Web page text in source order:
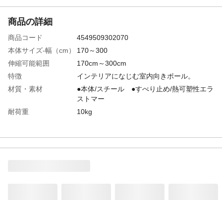
商品の詳細
商品コード
4549509302070
本体サイズ-幅（cm）
170～300
伸縮可能範囲
170cm～300cm
特徴
インテリアになじむ室内向きポール。
材質・素材
●本体/スチール ●すべり止め/熱可塑性エラ
ストマー
耐荷重
10kg